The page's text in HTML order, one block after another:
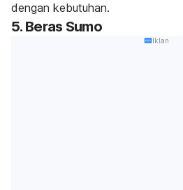
dengan kebutuhan.
5. Beras Sumo
Iklan